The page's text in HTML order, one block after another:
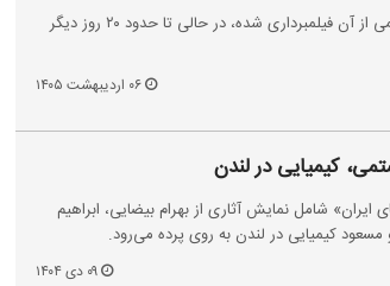
تولید فیلم جدید مسعود کیمیایی که کمتر از نیمی از آن فیلمبرداری شده، در حالی تا حدود ۲۰ روز دیگر
۰۶ اردیبهشت ۱۴۰۵
کیمیایی در لندن
شامل نمایش آثاری از بهرام بیضایی، ابراهیم
کیمیایی در لندن به روی پرده می‌رود.
۰۹ دی ۱۴۰۴